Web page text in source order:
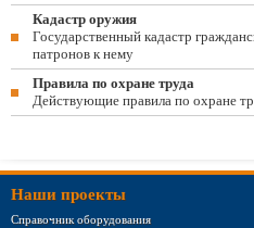
Кадастр оружия
Государственный кадастр
патронов к нему
Правила по охране труда
Действующие правила по охране
Наши проекты
Справочник оборудования